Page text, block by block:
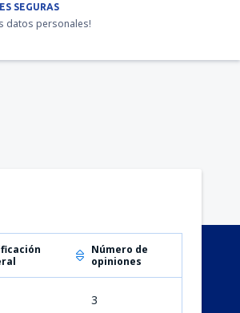
SEGURAS
datos personales!
Número de
opiniones
3